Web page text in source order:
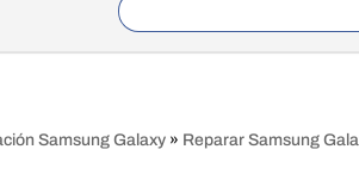
Samsung Galaxy » Reparar Samsung